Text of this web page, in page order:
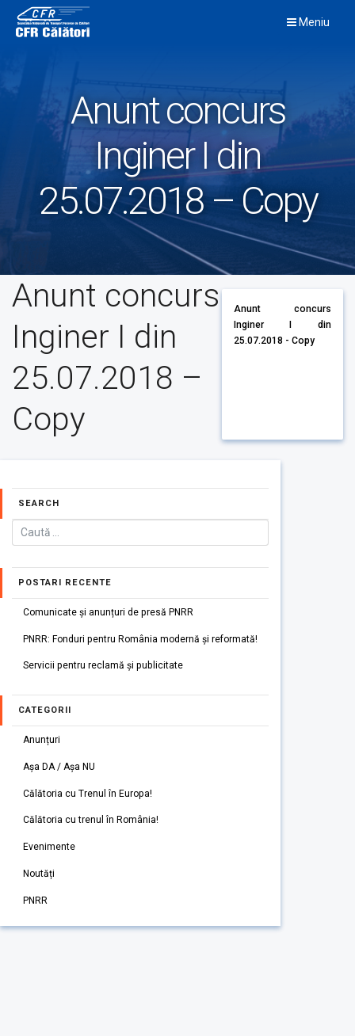
content
Meniu
Anunt concurs
Inginer I din
25.07.2018 – Copy
Anunt concurs
Inginer I din
25.07.2018 –
Copy
Anunt concurs
Inginer I din
25.07.2018 - Copy
SEARCH
POSTARI RECENTE
Comunicate și anunțuri de presă PNRR
PNRR: Fonduri pentru România modernă și reformată!
Servicii pentru reclamă și publicitate
CATEGORII
Anunțuri
Așa DA / Așa NU
Călătoria cu Trenul în Europa!
Călătoria cu trenul în România!
Evenimente
Noutăți
PNRR